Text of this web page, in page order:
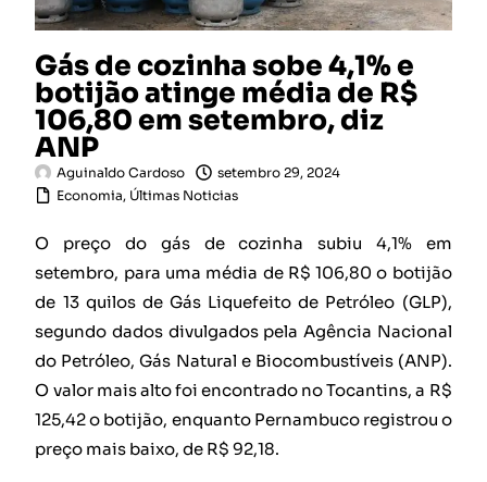
Gás de cozinha sobe 4,1% e
botijão atinge média de R$
106,80 em setembro, diz
ANP
Aguinaldo Cardoso
setembro 29, 2024
Economia, Últimas Noticias
O preço do gás de cozinha subiu 4,1% em
setembro, para uma média de R$ 106,80 o botijão
de 13 quilos de Gás Liquefeito de Petróleo (GLP),
segundo dados divulgados pela Agência Nacional
do Petróleo, Gás Natural e Biocombustíveis (ANP).
O valor mais alto foi encontrado no Tocantins, a R$
125,42 o botijão, enquanto Pernambuco registrou o
preço mais baixo, de R$ 92,18.